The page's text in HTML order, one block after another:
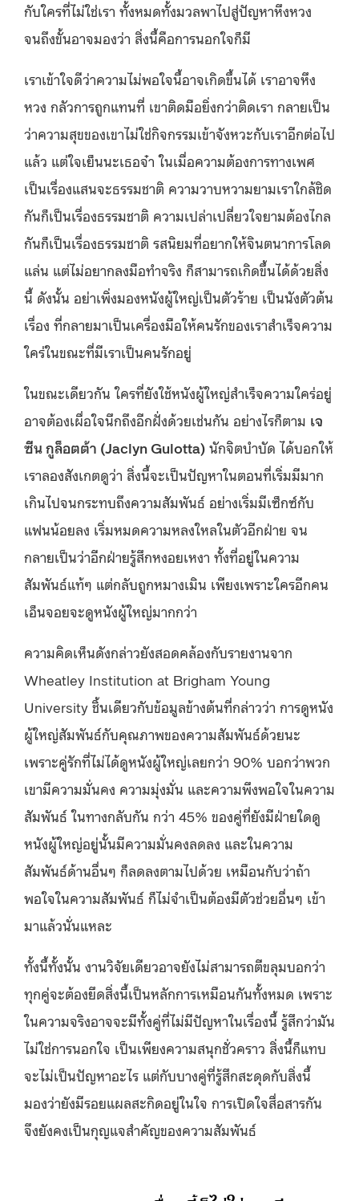
กับใครที่ไม่ใช่เรา ทั้งหมดทั้งมวลพาไปสู่ปัญหาหึงหวง
จนถึงขั้นอาจมองว่า สิ่งนี้คือการนอกใจก็มี
เราเข้าใจดีว่าความไม่พอใจนี้อาจเกิดขึ้นได้ เราอาจหึง
หวง กลัวการถูกแทนที่ เขาติดมือยิ่งกว่าติดเรา กลายเป็น
ว่าความสุขของเขาไม่ใช่กิจกรรมเข้าจังหวะกับเราอีกต่อไป
แล้ว แต่ใจเย็นนะเธอจ๋า ในเมื่อความต้องการทางเพศ
เป็นเรื่องแสนจะธรรมชาติ ความวาบหวามยามเราใกล้ชิด
กันก็เป็นเรื่องธรรมชาติ ความเปล่าเปลี่ยวใจยามต้องไกล
กันก็เป็นเรื่องธรรมชาติ รสนิยมที่อยากให้จินตนาการโลด
แล่น แต่ไม่อยากลงมือทำจริง ก็สามารถเกิดขึ้นได้ด้วยสิ่ง
นี้ ดังนั้น อย่าเพิ่งมองหนังผู้ใหญ่เป็นตัวร้าย เป็นนังตัวต้น
เรื่อง ที่กลายมาเป็นเครื่องมือให้คนรักของเราสำเร็จความ
ใคร่ในขณะที่มีเราเป็นคนรักอยู่
ในขณะเดียวกัน ใครที่ยังใช้หนังผู้ใหญ่สำเร็จความใคร่อยู่
อาจต้องเผื่อใจนึกถึงอีกฝั่งด้วยเช่นกัน อย่างไรก็ตาม เจ
ซีน กูล็อตต้า (Jaclyn Gulotta) นักจิตบำบัด ได้บอกให้
เราลองสังเกตดูว่า สิ่งนี้จะเป็นปัญหาในตอนที่เริ่มมีมาก
เกินไปจนกระทบถึงความสัมพันธ์ อย่างเริ่มมีเซ็กซ์กับ
แฟนน้อยลง เริ่มหมดความหลงใหลในตัวอีกฝ่าย จน
กลายเป็นว่าอีกฝ่ายรู้สึกหงอยเหงา ทั้งที่อยู่ในความ
สัมพันธ์แท้ๆ แต่กลับถูกหมางเมิน เพียงเพราะใครอีกคน
เอ็นจอยจะดูหนังผู้ใหญ่มากกว่า
ความคิดเห็นดังกล่าวยังสอดคล้องกับรายงานจาก
Wheatley Institution at Brigham Young
University ชิ้นเดียวกับข้อมูลข้างต้นที่กล่าวว่า การดูหนัง
ผู้ใหญ่สัมพันธ์กับคุณภาพของความสัมพันธ์ด้วยนะ
เพราะคู่รักที่ไม่ได้ดูหนังผู้ใหญ่เลยกว่า 90% บอกว่าพวก
เขามีความมั่นคง ความมุ่งมั่น และความพึงพอใจในความ
สัมพันธ์ ในทางกลับกัน กว่า 45% ของคู่ที่ยังมีฝ่ายใดดู
หนังผู้ใหญ่อยู่นั้นมีความมั่นคงลดลง และในความ
สัมพันธ์ด้านอื่นๆ ก็ลดลงตามไปด้วย เหมือนกับว่าถ้า
พอใจในความสัมพันธ์ ก็ไม่จำเป็นต้องมีตัวช่วยอื่นๆ เข้า
มาแล้วนั่นแหละ
ทั้งนี้ทั้งนั้น งานวิจัยเดียวอาจยังไม่สามารถตีขลุมบอกว่า
ทุกคู่จะต้องยึดสิ่งนี้เป็นหลักการเหมือนกันทั้งหมด เพราะ
ในความจริงอาจจะมีทั้งคู่ที่ไม่มีปัญหาในเรื่องนี้ รู้สึกว่ามัน
ไม่ใช่การนอกใจ เป็นเพียงความสนุกชั่วคราว สิ่งนี้ก็แทบ
จะไม่เป็นปัญหาอะไร แต่กับบางคู่ที่รู้สึกสะดุดกับสิ่งนี้
มองว่ายังมีรอยแผลสะกิดอยู่ในใจ การเปิดใจสื่อสารกัน
จึงยังคงเป็นกุญแจสำคัญของความสัมพันธ์